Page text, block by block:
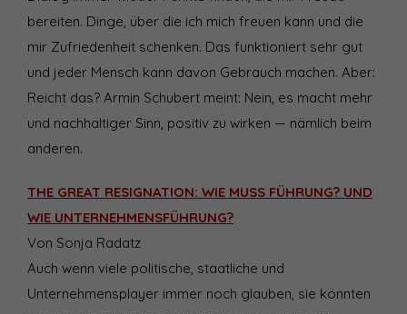
bereiten. Dinge, über die ich mich freuen kann und die
mir Zufriedenheit schenken. Das funktioniert sehr gut
und jeder Mensch kann davon Gebrauch machen. Aber:
Reicht das? Armin Schubert meint: Nein, es macht mehr
und nachhaltiger Sinn, positiv zu wirken — nämlich beim
anderen.
THE GREAT RESIGNATION: WIE MUSS FÜHRUNG? UND
WIE UNTERNEHMENSFÜHRUNG?
Von Sonja Radatz
Auch wenn viele politische, staatliche und
Unternehmensplayer immer noch glauben, sie könnten